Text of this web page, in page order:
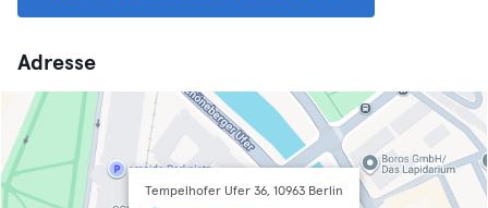
Adresse
Tempelhofer Ufer 36, 10963 Berlin